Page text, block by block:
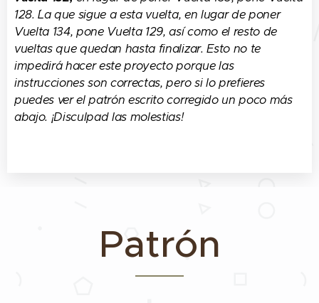
128. ´La que sigue a esta vuelta, en lugar de poner
Vuelta 134, pone Vuelta 129, así como el resto de
vueltas que quedan hasta finalizar. Esto no te
impedirá hacer este proyecto porque las
instrucciones son correctas, pero si lo prefieres
puedes ver el patrón escrito corregido un poco más
abajo. ¡Disculpad las molestias!
Patrón